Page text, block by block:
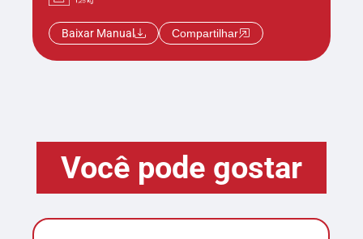
Baixar Manual Compartilhar
Você pode gostar